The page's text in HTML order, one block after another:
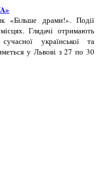
«Більше драми!». Події
Глядачі отримають
української та
у Львові з 27 по 30